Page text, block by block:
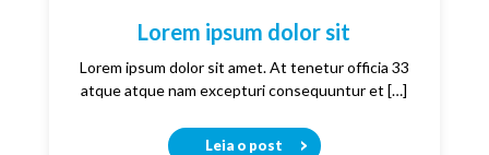
Lorem ipsum dolor sit
Lorem ipsum dolor sit amet. At tenetur officia 33
atque atque nam excepturi consequuntur et […]
Leia o post